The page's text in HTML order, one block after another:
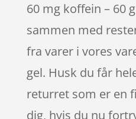
60 mg koffein – 60
sammen med
fra varer i vores
gel. Husk du får
returret som er en
dig, hvis du nu